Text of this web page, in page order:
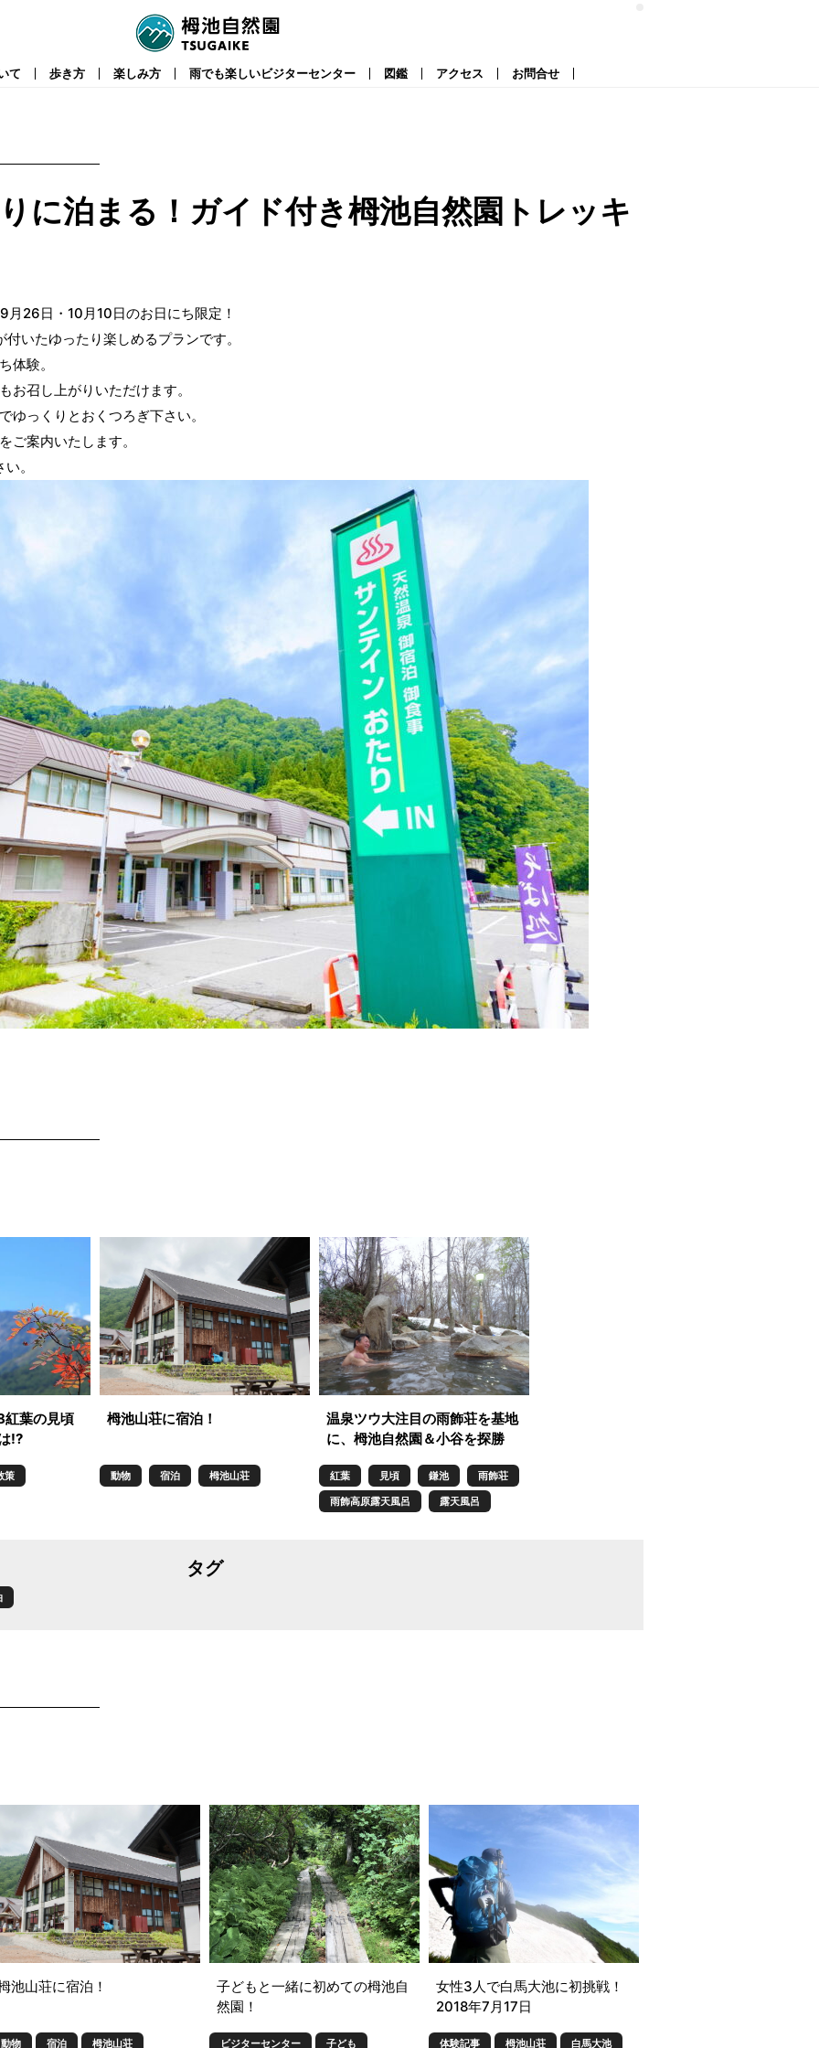
て 歩き方 楽しみ方 雨でも楽しいビジターセンター 図鑑 アクセス お問合せ
に泊まる！ガイド付き栂池自然園トレッキ
26日・10月10日のお日にち限定！
いたゆったり楽しめるプランです。
体験。
お召し上がりいただけます。
ゆっくりとおくつろぎ下さい。
ご案内いたします。
。
葉の見頃
!?
策
栂池山荘に宿泊！
動物 宿泊 栂池山荘
温泉ツウ大注目の雨飾荘を基地
に、栂池自然園＆小谷を探勝
紅葉 見頃 鎌池
雨飾荘
雨飾高原露天風呂
露天風呂
タグ
池山荘に宿泊！
動物 宿泊 栂池山荘
子どもと一緒に初めての栂池自
然園！
ビジターセンター 子ども
女性3人で白馬大池に初挑戦！
2018年7月17日
体験記事 栂池山荘 白馬大池